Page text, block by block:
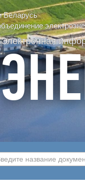
Беларусь
Электронная
название